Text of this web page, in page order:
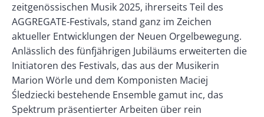
zeitgenössischen Musik 2025, ihrerseits Teil des
AGGREGATE-Festivals, stand ganz im Zeichen
aktueller Entwicklungen der Neuen Orgelbewegung.
Anlässlich des fünfjährigen Jubiläums erweiterten die
Initiatoren des Festivals, das aus der Musikerin
Marion Wörle und dem Komponisten Maciej
Śledziecki bestehende Ensemble gamut inc, das
Spektrum präsentierter Arbeiten über rein